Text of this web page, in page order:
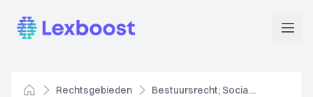
Lexboost
Rechtsgebieden
Bestuursrecht; Socialezekerheidsrecht